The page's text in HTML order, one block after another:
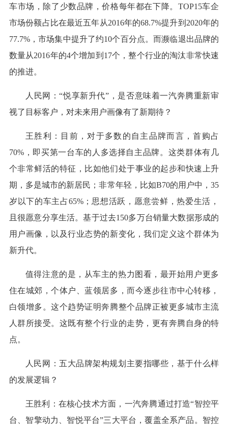
车市场，除了少数品牌，价格每年都在下降。TOP15车企
市场份额占比在最近五年从2016年的68.7%提升到2020年的
77.7%，市场集中提升了约10个百分点。而濒临退出品牌的
数量从2016年的4个增加到17个，整个行业的淘汰非常快速
的推进。
人民网：“悦享新升代”，是否意味着一汽奔腾重新审
视了目标客户，对未来用户画像有了新期待？
王胜利：目前，对于多数的自主品牌而言，首购占
70%，即买第一台车的人多选择自主品牌。这类群体有几
个非常鲜活的特征，比如他们处于事业的起步和快速上升
期，多是城市的新居民；非常年轻，比如B70的用户中，35
岁以下的车主占65%；思想活跃，愿意尝鲜，热爱生活，
且很愿意分享生活。基于过去150多万台销量大数据形成的
用户画像，以及行业态势的新变化，我们定义这个群体为
新升代。
值得注意的是，从车主的热力图看，最开始用户更多
住在城郊，个体户、蓝领居多，而今逐步往市中心转移，
白领增多。这个趋势证明奔腾整个品牌正被更多城市主流
人群所接受。这既有整个行业的走势，更有奔腾自身的特
点。
人民网：五大品牌架构规划主要指哪些，基于什么样
的发展逻辑？
王胜利：在核心技术方面，一汽奔腾通过打造“智控平
台、智擎动力、智悦平台”三大平台，覆盖全系产品。智控